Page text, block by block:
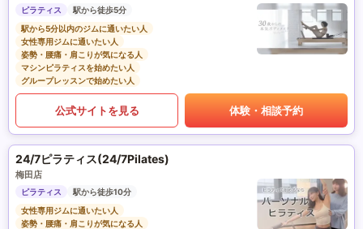
ピラティス
駅から徒歩5分
駅から5分以内のジムに通いたい人
女性専用ジムに通いたい人
姿勢・腰痛・肩こりが気になる人
マシンピラティスを始めたい人
グループレッスンで始めたい人
公式サイトを見る 体験・相談予約
24/7ピラティス(24/7Pilates)
梅田店
ピラティス
駅から徒歩10分
女性専用ジムに通いたい人
姿勢・腰痛・肩こりが気になる人